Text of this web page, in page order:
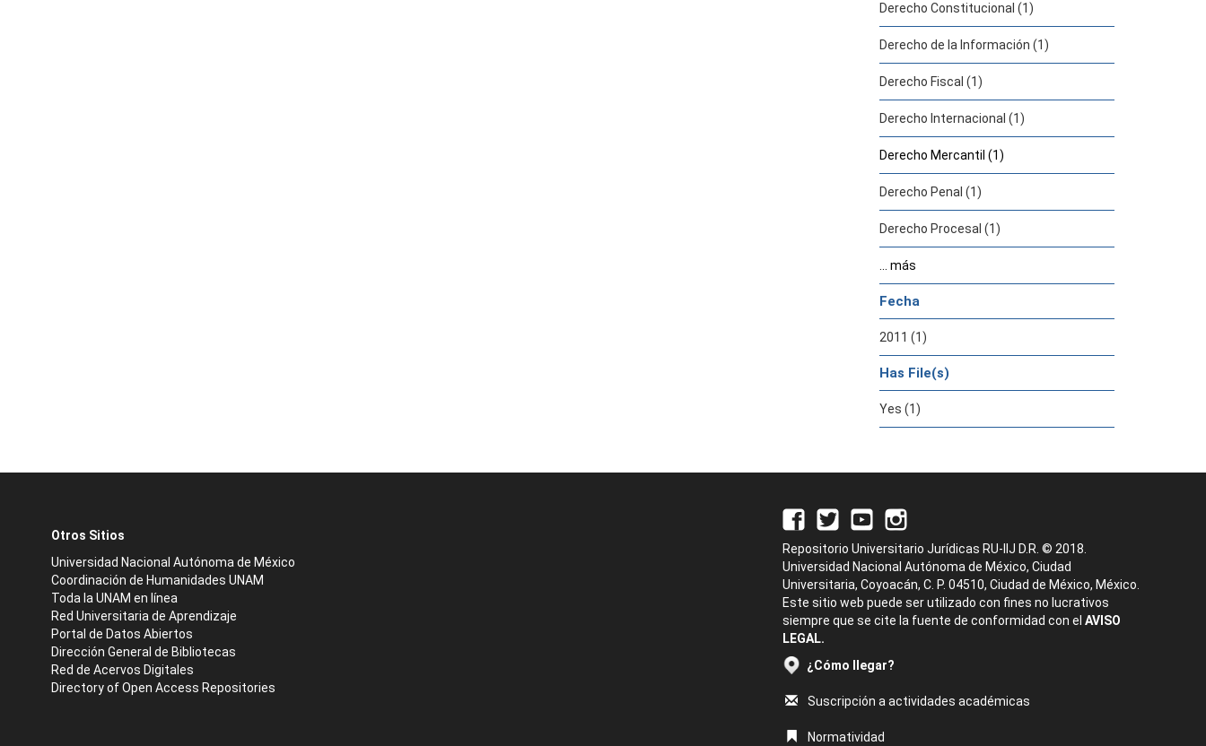
Derecho Constitucional (1)
Derecho de la Información (1)
Derecho Fiscal (1)
Derecho Internacional (1)
Derecho Mercantil (1)
Derecho Penal (1)
Derecho Procesal (1)
... más
Fecha
2011 (1)
Has File(s)
Yes (1)
Otros Sitios
Universidad Nacional Autónoma de México
Coordinación de Humanidades UNAM
Toda la UNAM en línea
Red Universitaria de Aprendizaje
Portal de Datos Abiertos
Dirección General de Bibliotecas
Red de Acervos Digitales
Directory of Open Access Repositories
Repositorio Universitario Jurídicas RU-IIJ D.R. © 2018.
Universidad Nacional Autónoma de México, Ciudad
Universitaria, Coyoacán, C. P. 04510, Ciudad de México, México.
Este sitio web puede ser utilizado con fines no lucrativos
siempre que se cite la fuente de conformidad con el AVISO
LEGAL.
¿Cómo llegar?
Suscripción a actividades académicas
Normatividad